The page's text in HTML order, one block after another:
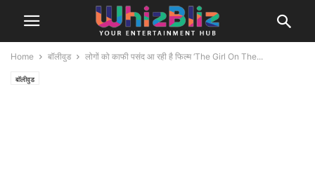
Home बॉलीवुड लोगों को काफी पसंद आ रही है फिल्म ‘The Girl On The...
बॉलीवुड